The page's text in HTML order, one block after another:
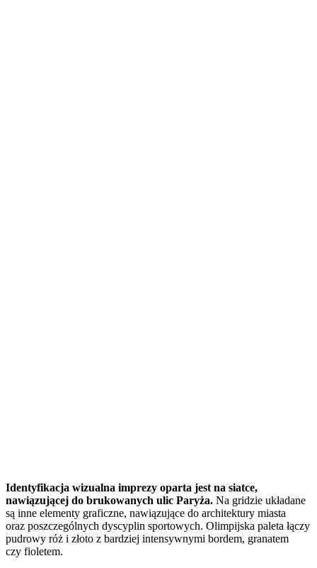
Identyfikacja wizualna imprezy oparta jest na siatce,
nawiązującej do brukowanych ulic Paryża. Na gridzie układane
są inne elementy graficzne, nawiązujące do architektury miasta
oraz poszczególnych dyscyplin sportowych. Olimpijska paleta łączy
pudrowy róż i złoto z bardziej intensywnymi bordem, granatem
czy fioletem.